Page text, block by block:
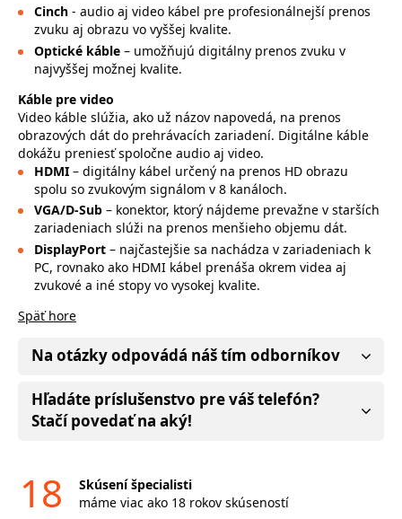
Cinch - audio aj video kábel pre profesionálnejší prenos
zvuku aj obrazu vo vyššej kvalite.
Optické káble – umožňujú digitálny prenos zvuku v
najvyššej možnej kvalite.
Káble pre video
Video káble slúžia, ako už názov napovedá, na prenos
obrazových dát do prehrávacích zariadení. Digitálne káble
dokážu preniesť spoločne audio aj video.
HDMI – digitálny kábel určený na prenos HD obrazu
spolu so zvukovým signálom v 8 kanáloch.
VGA/D-Sub – konektor, ktorý nájdeme prevažne v starších
zariadeniach slúži na prenos menšieho objemu dát.
DisplayPort – najčastejšie sa nachádza v zariadeniach k
PC, rovnako ako HDMI kábel prenáša okrem videa aj
zvukové a iné stopy vo vysokej kvalite.
Späť hore
Na otázky odpovádá náš tím odborníkov
Hľadáte príslušenstvo pre váš telefón?
Stačí povedať na aký!
18
Skúsení špecialisti
máme viac ako 18 rokov skúseností